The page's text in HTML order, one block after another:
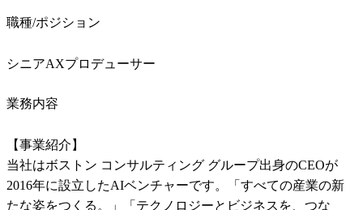
職種/ポジション
シニアAXプロデューサー
業務内容
【事業紹介】
当社はボストン コンサルティング グループ出身のCEOが
2016年に設立したAIベンチャーです。「すべての産業の新
たな姿をつくる。」「テクノロジーとビジネスを、つな